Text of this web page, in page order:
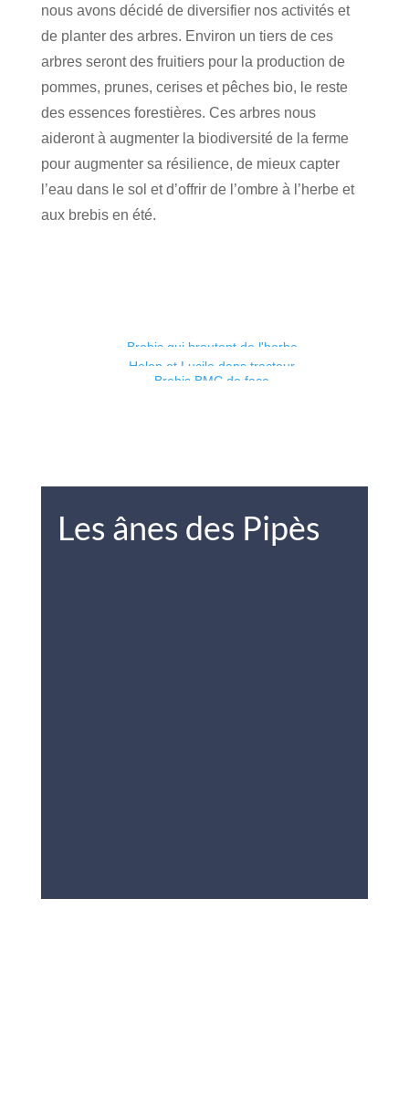
nous avons décidé de diversifier nos activités et
de planter des arbres. Environ un tiers de ces
arbres seront des fruitiers pour la production de
pommes, prunes, cerises et pêches bio, le reste
des essences forestières. Ces arbres nous
aideront à augmenter la biodiversité de la ferme
pour augmenter sa résilience, de mieux capter
l’eau dans le sol et d’offrir de l’ombre à l’herbe et
aux brebis en été.
Les ânes des Pipès